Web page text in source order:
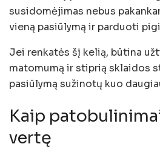
susidomėjimas nebus
vieną pasiūlymą ir parduoti
Jei renkatės šį kelią, būtina
matomumą ir stiprią sklaidos
pasiūlymą sužinotų kuo
Kaip
vertę